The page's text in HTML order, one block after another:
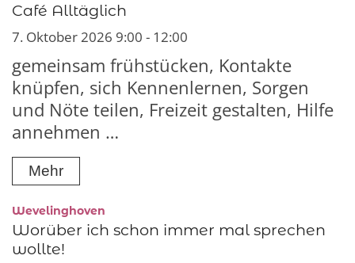
Café Alltäglich
7. Oktober 2026 9:00 - 12:00
gemeinsam frühstücken, Kontakte
knüpfen, sich Kennenlernen, Sorgen
und Nöte teilen, Freizeit gestalten, Hilfe
annehmen …
Mehr
Wevelinghoven
Worüber ich schon immer mal sprechen
wollte!